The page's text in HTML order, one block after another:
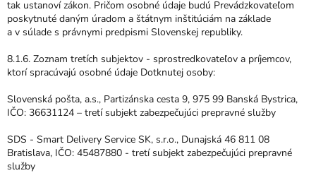
tak ustanoví zákon. Pričom osobné údaje budú Prevádzkovateľom
poskytnuté daným úradom a štátnym inštitúciám na základe
a v súlade s právnymi predpismi Slovenskej republiky.
8.1.6. Zoznam tretích subjektov - sprostredkovateľov a príjemcov,
ktorí spracúvajú osobné údaje Dotknutej osoby:
Slovenská pošta, a.s., Partizánska cesta 9, 975 99 Banská Bystrica,
IČO: 36631124 – tretí subjekt zabezpečujúci prepravné služby
SDS - Smart Delivery Service SK, s.r.o., Dunajská 46 811 08
Bratislava, IČO: 45487880 - tretí subjekt zabezpečujúci prepravné
služby